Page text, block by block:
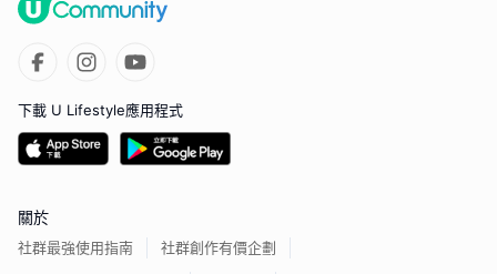
下載 U Lifestyle應用程式
關於
社群最強使用指南
社群創作有價企劃